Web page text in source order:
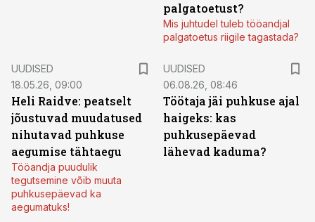
palgatoetust?
Mis juhtudel tuleb tööandjal
palgatoetus riigile tagastada?
UUDISED
18.05.26, 09:00
Heli Raidve: peatselt
jõustuvad muudatused
nihutavad puhkuse
aegumise tähtaegu
Tööandja puudulik
tegutsemine võib muuta
puhkusepäevad ka
aegumatuks!
UUDISED
06.08.26, 08:46
Töötaja jäi puhkuse ajal
haigeks: kas
puhkusepäevad
lähevad kaduma?